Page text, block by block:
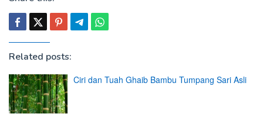
Related posts:
Ciri dan Tuah Ghaib Bambu Tumpang Sari Asli